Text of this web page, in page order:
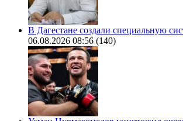
В Дагестане создали специальную
06.08.2026 08:56 (140)